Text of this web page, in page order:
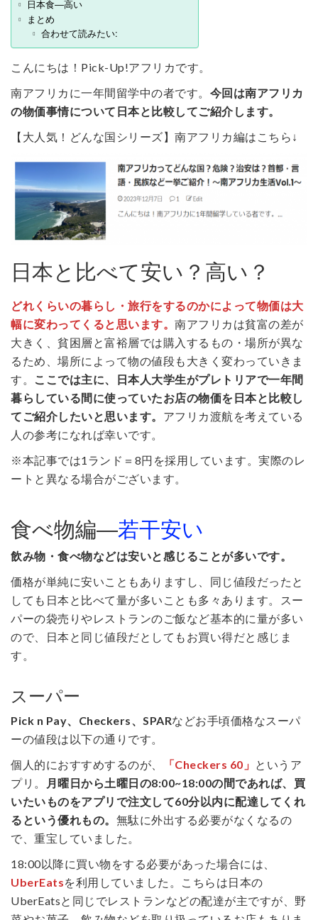
日本食―高い
まとめ
合わせて読みたい:
こんにちは！Pick-Up!アフリカです。
南アフリカに一年間留学中の者です。 今回は南アフリカ
の物価事情について日本と比較してご紹介します。
【大人気！どんな国シリーズ】南アフリカ編はこちら↓
日本と比べて安い？高い？
どれくらいの暮らし・旅行をするのかによって物価は大
幅に変わってくると思います。 南アフリカは貧富の差が
大きく、貧困層と富裕層では購入するもの・場所が異な
るため、場所によって物の値段も大きく変わっていきま
す。
ここでは主に、日本人大学生がプレトリアで一年間
暮らしている間に使っていたお店の物価を日本と比較し
てご紹介したいと思います。 アフリカ渡航を考えている
人の参考になれば幸いです。
※本記事では1ランド＝8円を採用しています。実際のレ
ートと異なる場合がございます。
食べ物編―若干安い
飲み物・食べ物などは安いと感じることが多いです。
価格が単純に安いこともありますし、同じ値段だったと
しても日本と比べて量が多いことも多々あります。スー
パーの袋売りやレストランのご飯など基本的に量が多い
ので、日本と同じ値段だとしてもお買い得だと感じま
す。
スーパー
Pick n Pay、Checkers、SPARなどお手頃価格なスーパ
ーの値段は以下の通りです。
個人的におすすめするのが、
「Checkers 60」 というア
プリ。
月曜日から土曜日の8:00~18:00の間であれば、買
いたいものをアプリで注文して60分以内に配達してくれ
るという優れもの。 無駄に外出する必要がなくなるの
で、重宝していました。
18:00以降に買い物をする必要があった場合には、
UberEatsを利用していました。こちらは日本の
UberEatsと同じでレストランなどの配達が主ですが、野